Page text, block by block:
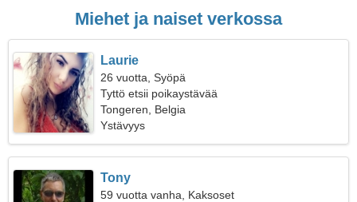
Miehet ja naiset verkossa
Laurie
26 vuotta, Syöpä
Tyttö etsii poikaystävää
Tongeren, Belgia
Ystävyys
Tony
59 vuotta vanha, Kaksoset